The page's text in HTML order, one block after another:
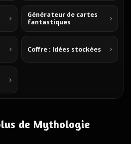
Générateur de cartes
fantastiques
Coffre : Idées stockées
de Mythologie